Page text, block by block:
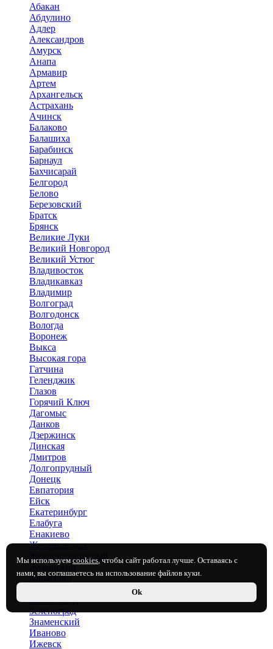
Мы используем cookies, чтобы сайт работал лучше. Оставаясь с
нами, вы соглашаетесь на использование файлов куки.
Ok
Абакан
Абдулино
Адлер
Александров
Амурск
Анапа
Армавир
Артем
Архангельск
Астрахань
Ачинск
Балаково
Балашиха
Барабинск
Барнаул
Бахчисарай
Белгород
Белово
Березовский
Братск
Брянск
Великие Луки
Великий Новгород
Великий Устюг
Владивосток
Владикавказ
Владимир
Волгоград
Волгодонск
Вологда
Воронеж
Выкса
Высокая гора
Гатчина
Геленджик
Глазов
Горячий Ключ
Дагомыс
Данков
Дзержинск
Динская
Дмитров
Долгопрудный
Донецк
Евпатория
Ейск
Екатеринбург
Елабуга
Енакиево
Железноводск
Железнодорожный
Жуковский
Завьялово
Звенигород
Зеленоград
Знаменский
Иваново
Ижевск